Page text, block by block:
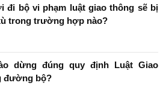
đi bộ vi phạm luật giao thông sẽ bị
trong trường hợp nào?
dừng đúng quy định Luật Giao
đường bộ?